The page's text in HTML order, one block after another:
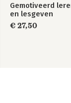
Gemotiveerd
en lesgeven
€ 27,50